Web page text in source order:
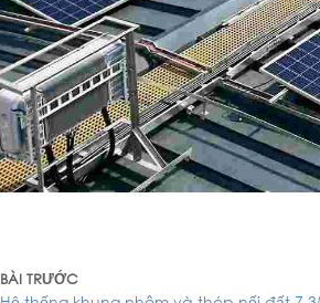
BÀI TRƯỚC